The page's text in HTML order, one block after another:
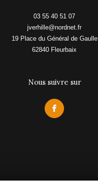
03 55 40 51 07
jverhille@nordnet.fr
19 Place du Général de Gaulle
62840
fleurbaix
Nous suivre sur